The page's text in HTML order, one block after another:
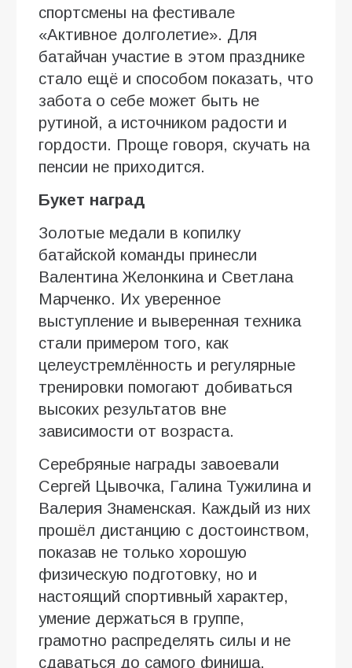
спортсмены на фестивале
«Активное долголетие». Для
батайчан участие в этом празднике
стало ещё и способом показать, что
забота о себе может быть не
рутиной, а источником радости и
гордости. Проще говоря, скучать на
пенсии не приходится.
Букет наград
Золотые медали в копилку
батайской команды принесли
Валентина Желонкина и Светлана
Марченко. Их уверенное
выступление и выверенная техника
стали примером того, как
целеустремлённость и регулярные
тренировки помогают добиваться
высоких результатов вне
зависимости от возраста.
Серебряные награды завоевали
Сергей Цывочка, Галина Тужилина и
Валерия Знаменская. Каждый из них
прошёл дистанцию с достоинством,
показав не только хорошую
физическую подготовку, но и
настоящий спортивный характер,
умение держаться в группе,
грамотно распределять силы и не
сдаваться до самого финиша.